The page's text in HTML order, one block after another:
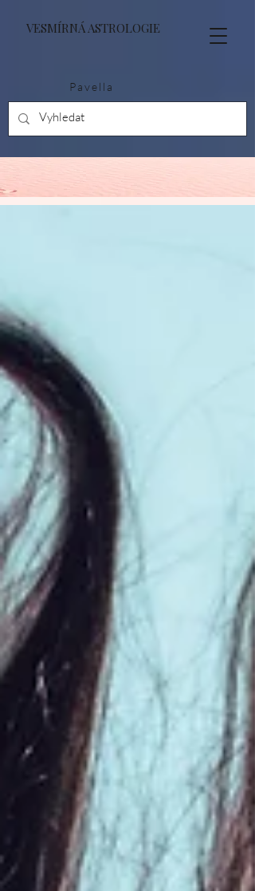
VESMÍRNÁ ASTROLOGIE
Pavella